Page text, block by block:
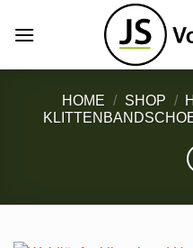
naar
HOME / SHOP /